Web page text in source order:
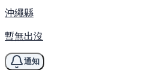
沖繩縣
暫無出沒
通知